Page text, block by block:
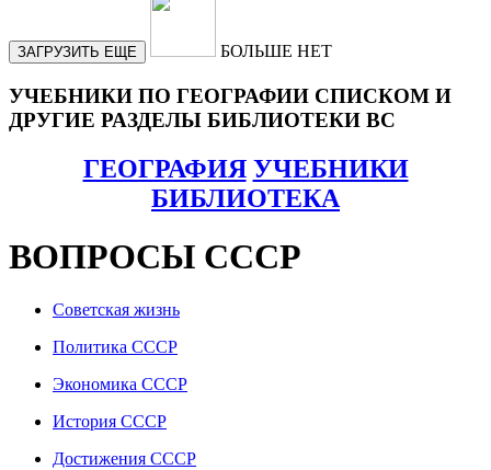
ЗАГРУЗИТЬ ЕЩЕ БОЛЬШЕ НЕТ
УЧЕБНИКИ ПО ГЕОГРАФИИ СПИСКОМ И
ДРУГИЕ РАЗДЕЛЫ БИБЛИОТЕКИ ВС
ГЕОГРАФИЯ УЧЕБНИКИ
БИБЛИОТЕКА
ВОПРОСЫ СССР
Советская жизнь
Политика СССР
Экономика СССР
История СССР
Достижения СССР